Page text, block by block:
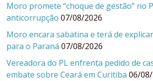
Moro promete “choque de gestão” no
anticorrupção 07/08/2026
Moro encara sabatina e terá de
para o Paraná 07/08/2026
Vereadora do PL enfrenta pedido de
embate sobre Ceará em Curitiba 06/